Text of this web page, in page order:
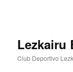
Lezkairu
Club Deportivo